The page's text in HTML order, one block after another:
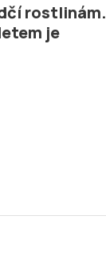
rostlinám.
je